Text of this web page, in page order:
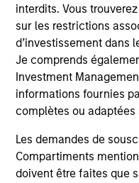
interdits. Vous
sur les restrictions
d’investissement dans
Je comprends
Investment
informations fournies
complètes ou
Les demandes de
Compartiments
doivent être faites que
Our dedicated
resources and
based support